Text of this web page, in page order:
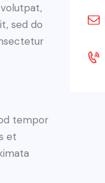
sed do
tempor
et